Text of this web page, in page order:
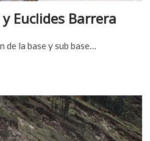
Euclides Barrera
de la base y sub base…